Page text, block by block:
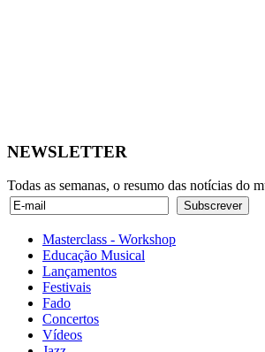
NEWSLETTER
Todas as semanas, o resumo das notícias do
Masterclass - Workshop
Educação Musical
Lançamentos
Festivais
Fado
Concertos
Vídeos